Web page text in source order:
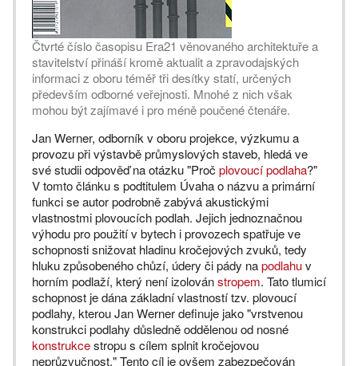
Čtvrté číslo časopisu Era21 věnovaného architektuře a
stavitelství přináší kromě aktualit a zpravodajských
informaci z oboru téměř tři desítky statí, určených
především odborné veřejnosti. Mnohé z nich však
mohou být zajímavé i pro méně poučené čtenáře.
Jan Werner, odborník v oboru projekce, výzkumu a
provozu při výstavbě průmyslových staveb, hledá ve
své studii odpověď na otázku "Proč plovoucí podlaha?"
V tomto článku s podtitulem Úvaha o názvu a primární
funkci se autor podrobně zabývá akustickými
vlastnostmi plovoucích podlah. Jejich jednoznačnou
výhodu pro použití v bytech i provozech spatřuje ve
schopnosti snižovat hladinu kročejových zvuků, tedy
hluku způsobeného chůzí, údery či pády napodlahuv
horním podlaží, který není izolovánstropem. Tato tlumicí
schopnost je dána základní vlastností tzv. plovoucí
podlahy, kterou Jan Werner definuje jako "vrstvenou
konstrukci podlahy důsledně oddělenou od nosné
konstrukcestropu s cílem splnit kročejovou
neprůzvučnost." Tento cíl je ovšem zabezpečován